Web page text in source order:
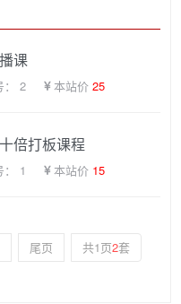
课
： 2 本站价 25
倍打板课程
： 1 本站价 15
尾页 共1页2套